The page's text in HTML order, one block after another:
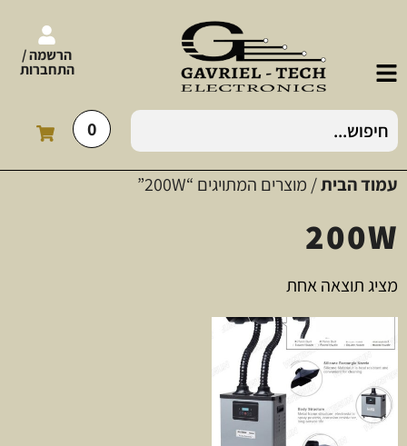
הרשמה /
התחברות
0
עמוד הבית/ מוצרים המתויגים “200W”
200W
מציג תוצאה אחת